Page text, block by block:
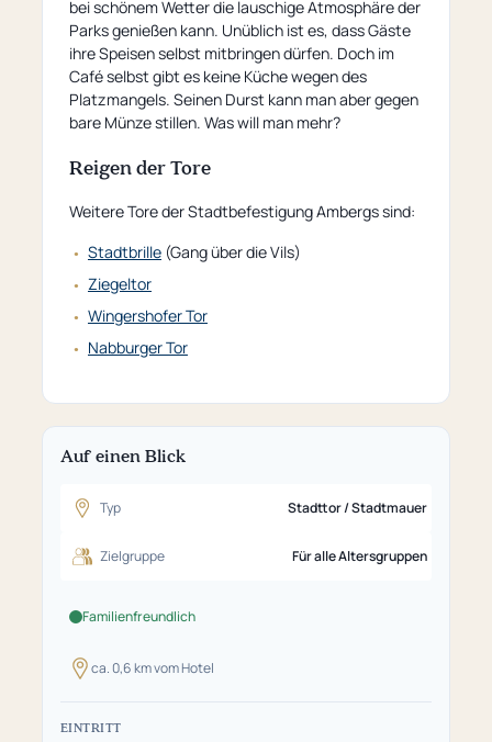
bei schönem Wetter die lauschige Atmosphäre der
Parks genießen kann. Unüblich ist es, dass Gäste
ihre Speisen selbst mitbringen dürfen. Doch im
Café selbst gibt es keine Küche wegen des
Platzmangels. Seinen Durst kann man aber gegen
bare Münze stillen. Was will man mehr?
Reigen der Tore
Weitere Tore der Stadtbefestigung Ambergs sind:
Stadtbrille(Gang über die Vils)
Ziegeltor
Wingershofer Tor
Nabburger Tor
Auf einen Blick
Typ Stadttor / Stadtmauer
Zielgruppe Für alle Altersgruppen
Familienfreundlich
ca. 0,6 km vom Hotel
EINTRITT